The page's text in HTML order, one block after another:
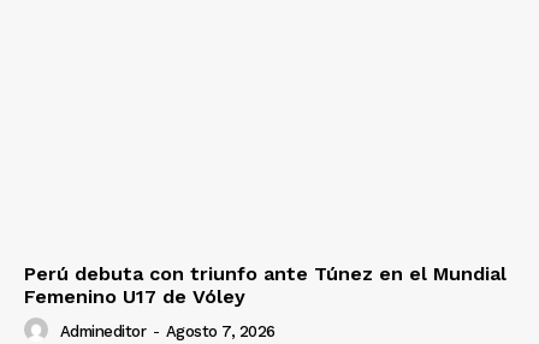
Perú debuta con triunfo ante Túnez en el Mundial
Femenino U17 de Vóley
Admineditor - Agosto 7, 2026